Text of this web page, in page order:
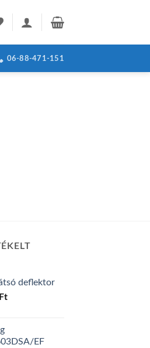
06-88-471-151
deflektor
Ft
EF